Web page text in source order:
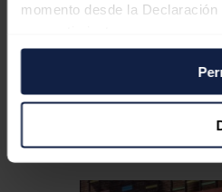
momento desde la
Si lo permite, también
Recopilar información
puede tener una precisión
Identificar su
características
La sensibilidad al
consumo